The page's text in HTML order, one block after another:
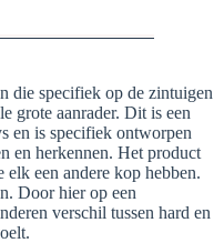
die specifiek op de zintuigen
grote aanrader. Dit is een
en is specifiek ontworpen
en herkennen. Het product
elk een andere kop hebben.
Door hier op een
verschil tussen hard en